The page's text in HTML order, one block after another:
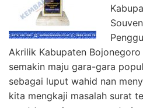
Akrilik Kabupaten
semakin maju gara-gara
sebagai luput wahid nan
kita mengkaji masalah surat